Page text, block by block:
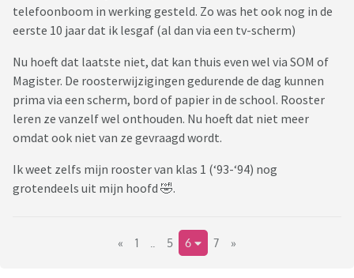
telefoonboom in werking gesteld. Zo was het ook nog in de
eerste 10 jaar dat ik lesgaf (al dan via een tv-scherm)
Nu hoeft dat laatste niet, dat kan thuis even wel via SOM of
Magister. De roosterwijzigingen gedurende de dag kunnen
prima via een scherm, bord of papier in de school. Rooster
leren ze vanzelf wel onthouden. Nu hoeft dat niet meer
omdat ook niet van ze gevraagd wordt.
Ik weet zelfs mijn rooster van klas 1 (‘93-‘94) nog
grotendeels uit mijn hoofd 🤣.
« 1 5 6 7 »